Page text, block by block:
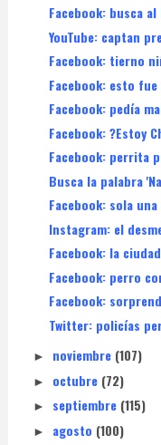
Facebook: busca
YouTube: captan
Facebook: tierno
Facebook: esto
Facebook: pedía
Facebook: ?Estoy
Facebook: perrita
Busca la palabra
Facebook: sola
Instagram: el
Facebook: la
Facebook: perro
Facebook:
Twitter: policías
► noviembre (107)
► octubre (72)
► septiembre (115)
► agosto (100)